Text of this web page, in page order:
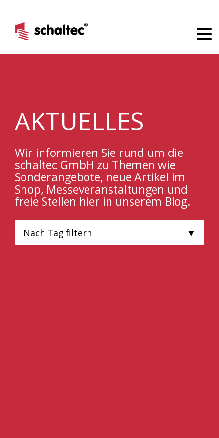
AKTUELLES
Wir informieren Sie rund um die
schaltec GmbH zu Themen wie
Sonderangebote, neue Artikel im
Shop, Messeveranstaltungen und
freie Stellen hier in unserem Blog.
Nach Tag filtern